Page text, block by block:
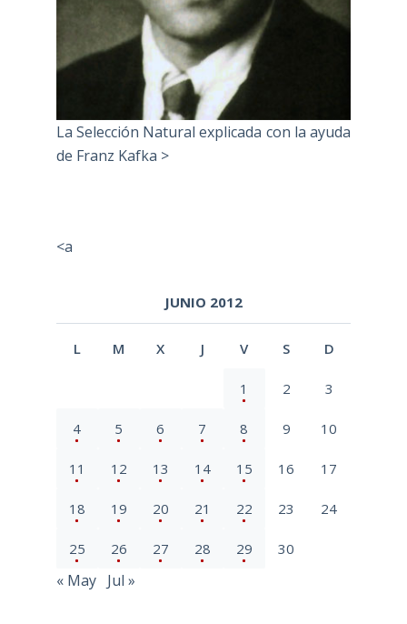
La Selección Natural explicada con la ayuda
de Franz Kafka >
<a
JUNIO 2012
L M X J V S D
1 2 3
4 5 6 7 8 9 10
11 12 13 14 15 16 17
18 19 20 21 22 23 24
25 26 27 28 29 30
« May Jul »